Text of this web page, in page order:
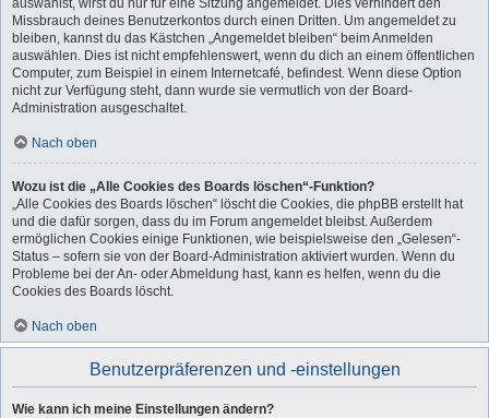
auswählst, wirst du nur für eine Sitzung angemeldet. Dies verhindert den
Missbrauch deines Benutzerkontos durch einen Dritten. Um angemeldet zu
bleiben, kannst du das Kästchen „Angemeldet bleiben“ beim Anmelden
auswählen. Dies ist nicht empfehlenswert, wenn du dich an einem öffentlichen
Computer, zum Beispiel in einem Internetcafé, befindest. Wenn diese Option
nicht zur Verfügung steht, dann wurde sie vermutlich von der Board-
Administration ausgeschaltet.
Nach oben
Wozu ist die „Alle Cookies des Boards löschen“-Funktion?
„Alle Cookies des Boards löschen“ löscht die Cookies, die phpBB erstellt hat
und die dafür sorgen, dass du im Forum angemeldet bleibst. Außerdem
ermöglichen Cookies einige Funktionen, wie beispielsweise den „Gelesen“-
Status – sofern sie von der Board-Administration aktiviert wurden. Wenn du
Probleme bei der An- oder Abmeldung hast, kann es helfen, wenn du die
Cookies des Boards löscht.
Nach oben
Benutzerpräferenzen und -einstellungen
Wie kann ich meine Einstellungen ändern?